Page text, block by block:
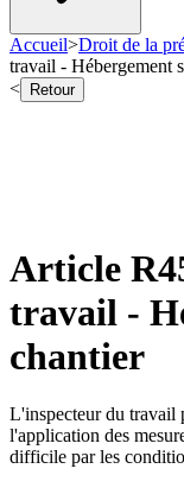
Accueil>Droit de la
travail - Hébergement
<
Retour
Article
travail -
chantier
L'inspecteur du travail
l'application des
difficile par les